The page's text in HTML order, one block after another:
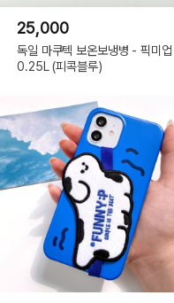
25,000
독일 마쿠텍 보온보냉병 - 픽미업
0.25L (피콕블루)